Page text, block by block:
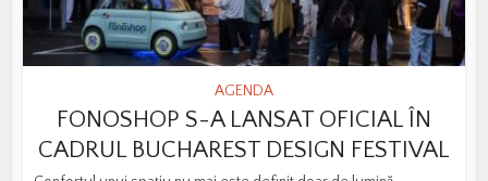
AGENDA
FONOSHOP S-A LANSAT OFICIAL ÎN
CADRUL BUCHAREST DESIGN FESTIVAL